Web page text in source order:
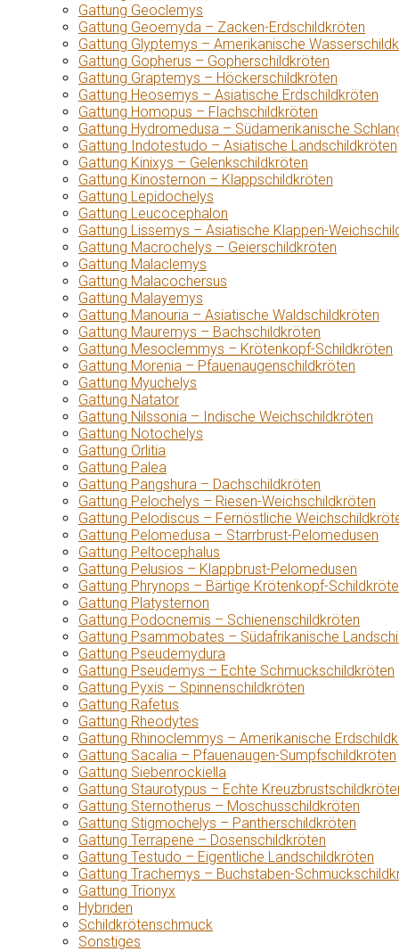
Gattung Geoclemys
Gattung Geoemyda – Zacken-Erdschildkröten
Gattung Glyptemys – Amerikanische
Gattung Gopherus – Gopherschildkröten
Gattung Graptemys – Höckerschildkröten
Gattung Heosemys – Asiatische Erdschildkröten
Gattung Homopus – Flachschildkröten
Gattung Hydromedusa – Südamerikanische
Gattung Indotestudo – Asiatische Landschildkröten
Gattung Kinixys – Gelenkschildkröten
Gattung Kinosternon – Klappschildkröten
Gattung Lepidochelys
Gattung Leucocephalon
Gattung Lissemys – Asiatische Klappen-
Gattung Macrochelys – Geierschildkröten
Gattung Malaclemys
Gattung Malacochersus
Gattung Malayemys
Gattung Manouria – Asiatische Waldschildkröten
Gattung Mauremys – Bachschildkröten
Gattung Mesoclemmys – Krötenkopf-Schildkröten
Gattung Morenia – Pfauenaugenschildkröten
Gattung Myuchelys
Gattung Natator
Gattung Nilssonia – Indische Weichschildkröten
Gattung Notochelys
Gattung Orlitia
Gattung Palea
Gattung Pangshura – Dachschildkröten
Gattung Pelochelys – Riesen-Weichschildkröten
Gattung Pelodiscus – Fernöstliche
Gattung Pelomedusa – Starrbrust-Pelomedusen
Gattung Peltocephalus
Gattung Pelusios – Klappbrust-Pelomedusen
Gattung Phrynops – Bärtige Krötenkopf-
Gattung Platysternon
Gattung Podocnemis – Schienenschildkröten
Gattung Psammobates – Südafrikanische
Gattung Pseudemydura
Gattung Pseudemys – Echte Schmuckschildkröten
Gattung Pyxis – Spinnenschildkröten
Gattung Rafetus
Gattung Rheodytes
Gattung Rhinoclemmys – Amerikanische
Gattung Sacalia – Pfauenaugen-Sumpfschildkröten
Gattung Siebenrockiella
Gattung Staurotypus – Echte
Gattung Sternotherus – Moschusschildkröten
Gattung Stigmochelys – Pantherschildkröten
Gattung Terrapene – Dosenschildkröten
Gattung Testudo – Eigentliche Landschildkröten
Gattung Trachemys – Buchstaben-
Gattung Trionyx
Hybriden
Schildkrötenschmuck
Sonstiges